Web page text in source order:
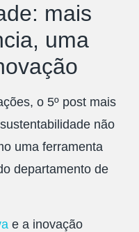
mais
uma
o 5º post mais
não
uma ferramenta
departamento de
e a inovação